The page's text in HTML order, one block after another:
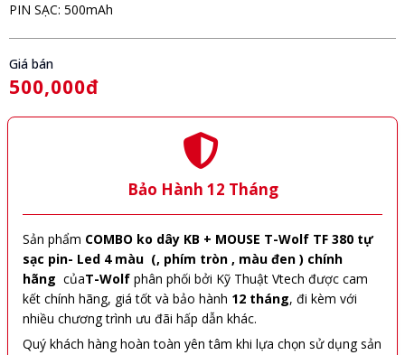
PIN SẠC: 500mAh
Giá bán
500,000đ
Bảo Hành 12 Tháng
Sản phẩm COMBO ko dây KB + MOUSE T-Wolf TF 380 tự
sạc pin- Led 4 màu (, phím tròn , màu đen ) chính
hãng củaT-Wolf phân phối bởi Kỹ Thuật Vtech được cam
kết chính hãng, giá tốt và bảo hành 12 tháng, đi kèm với
nhiều chương trình ưu đãi hấp dẫn khác.
Quý khách hàng hoàn toàn yên tâm khi lựa chọn sử dụng sản